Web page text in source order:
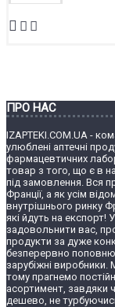
ПРО НАС
IZAPTEKI.COM.UA -
улюблені аптечні
фармацевтичних
товар з того, що є в
під замовлення. Вся
Франції, а як усім
внутрішнього ринку
які йдуть на експорт!
задовольнити вас,
продукти за дуже
безперервно
зарубіжні виробники.
тому прагнемо
асортимент, завдяки
дешево, не